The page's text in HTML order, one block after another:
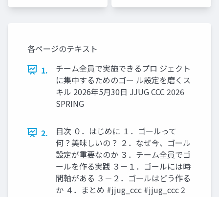
各ページのテキスト
1.
チーム全員で実施できるプロ ジェクト
に集中するためのゴー ル設定を磨くス
キル 2026年5月30日 JJUG CCC 2026
SPRING
2.
目次 ０．はじめに １．ゴールって
何？美味しいの？ ２．なぜ今、ゴール
設定が重要なのか ３．チーム全員でゴ
ールを作る実践 ３－１．ゴールには時
間軸がある ３－２．ゴールはどう作る
か ４．まとめ #jjug_ccc #jjug_ccc 2